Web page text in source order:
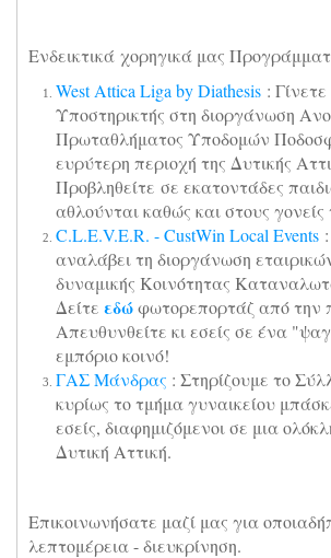
Ενδεικτικά χορηγικά μας
West Attica Liga by Diathesis :
Υποστηρικτής στη διοργάνωση
Πρωταθλήματος Υποδομών
ευρύτερη περιοχή της Δυτικής
Προβληθείτε σε εκατοντάδες
αθλούνται καθώς και στους γονείς
C.L.E.V.E.R. - CustWin Local Events
αναλάβει τη διοργάνωση
δυναμικής Κοινότητας
Δείτε εδώφωτορεπορτάζ από την
Απευθυνθείτε κι εσείς σε ένα
εμπόριο κοινό!
ΓΑΣ Μάνδρας : Στηρίζουμε το
κυρίως το τμήμα γυναικείου
εσείς, διαφημιζόμενοι σε μια
Δυτική Αττική.
Επικοινωνήσατε μαζί μας για
λεπτομέρεια - διευκρίνηση.